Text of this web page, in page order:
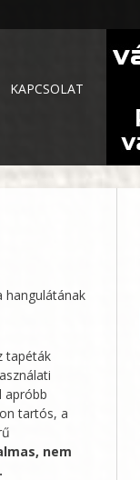
KAPCSOLAT
hangulátának
tapéták
apróbb
tartós, a
nem